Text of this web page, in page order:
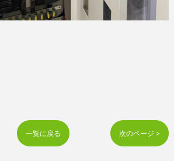
一覧に戻る 次のページ >